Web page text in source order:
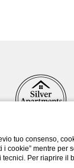
tuo consenso,
cookie” mentre
Per riaprire